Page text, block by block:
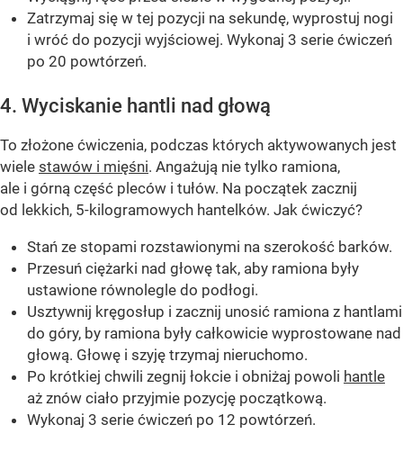
Zatrzymaj się w tej pozycji na sekundę, wyprostuj nogi
i wróć do pozycji wyjściowej. Wykonaj 3 serie ćwiczeń
po 20 powtórzeń.
4. Wyciskanie hantli nad głową
To złożone ćwiczenia, podczas których aktywowanych jest
wiele stawów i mięśni. Angażują nie tylko ramiona,
ale i górną część pleców i tułów. Na początek zacznij
od lekkich, 5-kilogramowych hantelków. Jak ćwiczyć?
Stań ze stopami rozstawionymi na szerokość barków.
Przesuń ciężarki nad głowę tak, aby ramiona były
ustawione równolegle do podłogi.
Usztywnij kręgosłup i zacznij unosić ramiona z hantlami
do góry, by ramiona były całkowicie wyprostowane nad
głową. Głowę i szyję trzymaj nieruchomo.
Po krótkiej chwili zegnij łokcie i obniżaj powoli hantle
aż znów ciało przyjmie pozycję początkową.
Wykonaj 3 serie ćwiczeń po 12 powtórzeń.